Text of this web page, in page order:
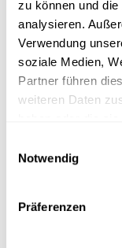
zu können und
analysieren.
Verwendung
soziale Medien,
Partner führen
weiteren Daten
Notwendig
Präferenzen
Ausführung
max. Drehzahl